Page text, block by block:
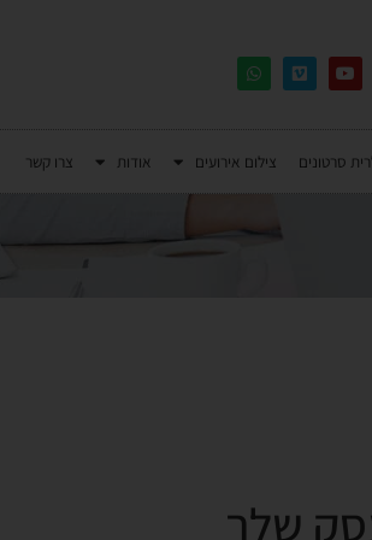
סרטונים צילום אירועים אודות צרו קשר
שלך